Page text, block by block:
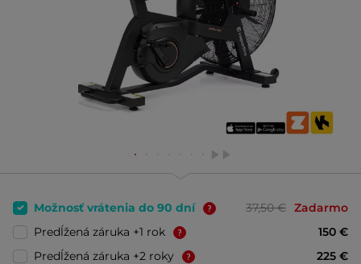
Možnosť vrátenia do 90 dní 37,50 € Zadarmo
Predĺžená záruka +1 rok
150 €
Predĺžená záruka +2 roky
225 €